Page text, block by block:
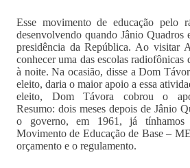
Esse movimento de educação pelo
desenvolvendo quando Jânio Quadros
presidência da República. Ao visitar
conhecer uma das escolas radiofônicas
à noite. Na ocasião, disse a Dom
eleito, daria o maior apoio a essa
eleito, Dom Távora cobrou o
Resumo: dois meses depois de Jânio
o governo, em 1961, já tínhamos
Movimento de Educação de Base –
orçamento e o regulamento.